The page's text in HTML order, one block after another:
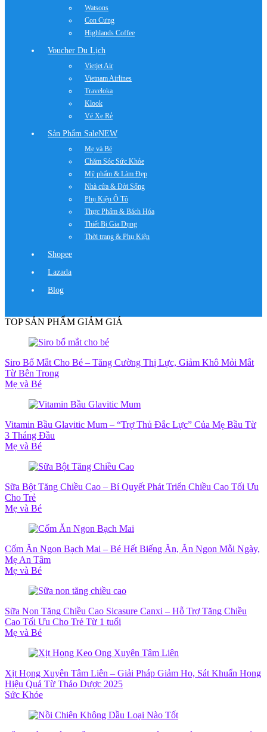
Watsons
Con Cưng
Highlands Coffee
Voucher Du Lịch
Vietjet Air
Vietnam Airlines
Traveloka
Klook
Vé Xe Rẻ
Sản Phẩm SaleNEW
Mẹ và Bé
Chăm Sóc Sức Khỏe
Mỹ phẩm & Làm Đẹp
Nhà cửa & Đời Sống
Phụ Kiện Ô Tô
Thực Phẩm & Bách Hóa
Thiết Bị Gia Dụng
Thời trang & Phụ Kiện
Shopee
Lazada
Blog
TOP SẢN PHẨM GIẢM GIÁ
Siro Bổ Mắt Cho Bé – Tăng Cường Thị Lực, Giảm Khô Mỏi Mắt
Từ Bên Trong
Mẹ và Bé
Vitamin Bầu Glavitic Mum – “Trợ Thủ Đắc Lực” Của Mẹ Bầu Từ
3 Tháng Đầu
Mẹ và Bé
Sữa Bột Tăng Chiều Cao – Bí Quyết Phát Triển Chiều Cao Tối Ưu
Cho Trẻ
Mẹ và Bé
Cốm Ăn Ngon Bạch Mai – Bé Hết Biếng Ăn, Ăn Ngon Mỗi Ngày,
Mẹ An Tâm
Mẹ và Bé
Sữa Non Tăng Chiều Cao Sicasure Canxi – Hỗ Trợ Tăng Chiều
Cao Tối Ưu Cho Trẻ Từ 1 tuổi
Mẹ và Bé
Xịt Họng Xuyên Tâm Liên – Giải Pháp Giảm Ho, Sát Khuẩn Họng
Hiệu Quả Từ Thảo Dược 2025
Sức Khỏe